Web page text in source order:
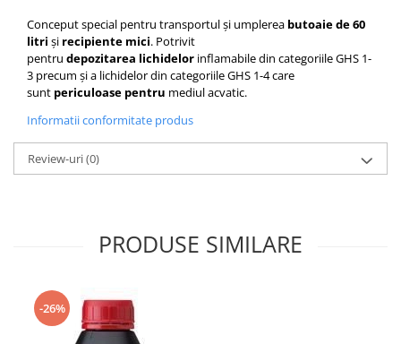
Conceput special pentru transportul și umplerea butoaie de60
litri și recipiente mici. Potrivit
pentru depozitarea lichidelor inflamabiledin categoriile GHS 1-
3 precum și a lichidelor din categoriile GHS 1-4care
sunt periculoase pentru mediul acvatic.
Informatii conformitate produs
Review-uri(0)
PRODUSE SIMILARE
-26%